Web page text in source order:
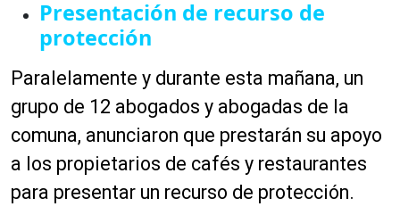
Presentación de recurso de
protección
Paralelamente y durante esta mañana, un
grupo de 12 abogados y abogadas de la
comuna, anunciaron que prestarán su apoyo
a los propietarios de cafés y restaurantes
para presentar un recurso de protección.